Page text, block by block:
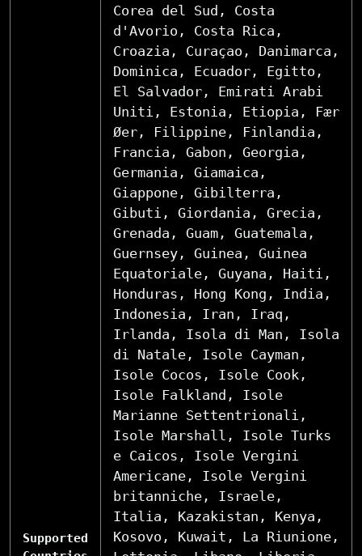
Supported
Corea del Sud, Costa
d'Avorio, Costa Rica,
Croazia, Curaçao, Danimarca,
Dominica, Ecuador, Egitto,
El Salvador, Emirati Arabi
Uniti, Estonia, Etiopia, Fær
Øer, Filippine, Finlandia,
Francia, Gabon, Georgia,
Germania, Giamaica,
Giappone, Gibilterra,
Gibuti, Giordania, Grecia,
Grenada, Guam, Guatemala,
Guernsey, Guinea, Guinea
Equatoriale, Guyana, Haiti,
Honduras, Hong Kong, India,
Indonesia, Iran, Iraq,
Irlanda, Isola di Man, Isola
di Natale, Isole Cayman,
Isole Cocos, Isole Cook,
Isole Falkland, Isole
Marianne Settentrionali,
Isole Marshall, Isole Turks
e Caicos, Isole Vergini
Americane, Isole Vergini
britanniche, Israele,
Italia, Kazakistan, Kenya,
Kosovo, Kuwait, La Riunione,